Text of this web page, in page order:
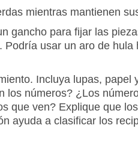
mientras mantienen
gancho para fijar las
usar un aro de
Incluya lupas, papel
números? ¿Los
que ven? Explique que
ayuda a clasificar los